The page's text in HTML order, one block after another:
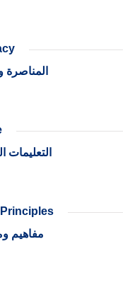
المناصرة
التعليمات
مفاهيم